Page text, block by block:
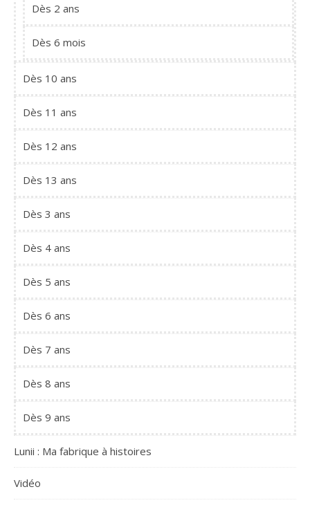
Dès 2 ans
Dès 6 mois
Dès 10 ans
Dès 11 ans
Dès 12 ans
Dès 13 ans
Dès 3 ans
Dès 4 ans
Dès 5 ans
Dès 6 ans
Dès 7 ans
Dès 8 ans
Dès 9 ans
Lunii : Ma fabrique à histoires
Vidéo